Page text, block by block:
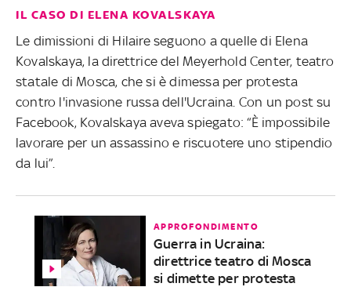
IL CASO DI ELENA KOVALSKAYA
Le dimissioni di Hilaire seguono a quelle di Elena
Kovalskaya, la direttrice del Meyerhold Center, teatro
statale di Mosca, che si è dimessa per protesta
contro l'invasione russa dell'Ucraina. Con un post su
Facebook, Kovalskaya aveva spiegato: “È impossibile
lavorare per un assassino e riscuotere uno stipendio
da lui”.
APPROFONDIMENTO
Guerra in Ucraina:
direttrice teatro di Mosca
si dimette per protesta